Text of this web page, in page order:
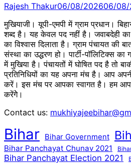
Rajesh Thakur06/08/202606/08/
मुखियाजी। यूपी-एमपी में ग्राम प्रधान।
शब्द है। यह केवल पद नहीं है। जवाबदेही
का विश्वास दिलाता है। ग्राम पंचायत की
संस्था का उद्धरण हो। पार्टी-पॉलिटिक्स का
में मुखिया है। पंचायतों में घोषित पद है तो
प्रतिनिधियों का यह अपना मंच है। आप
करें। इस मंच पर आपका स्वागत है। हम
करेंगेे।
Contact us:
Bihar Bihar Government
Bihar Panchayat Chunav 2021
Bihar Panchayat Election 2021